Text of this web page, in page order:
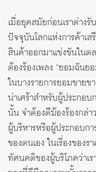
เมื่อยุคสมัยก่อนเราต่าง
ปัจจุบันโลกแห่งการค้าเ
สินค้าออกมาแข่งขันในต
ต้องร้องเพลง “ยอมฉันย
ในบางรายการยอมขายข
น่าเศร้าสำหรับผู้ประกอ
นั้น จำต้องตีฆ้องร้องกล่า
ผู้บริหารหรือผู้ประกอบก
ของตนเอง ในเรื่องของร
ทัศนคติของผู้บริโภคว่าเ